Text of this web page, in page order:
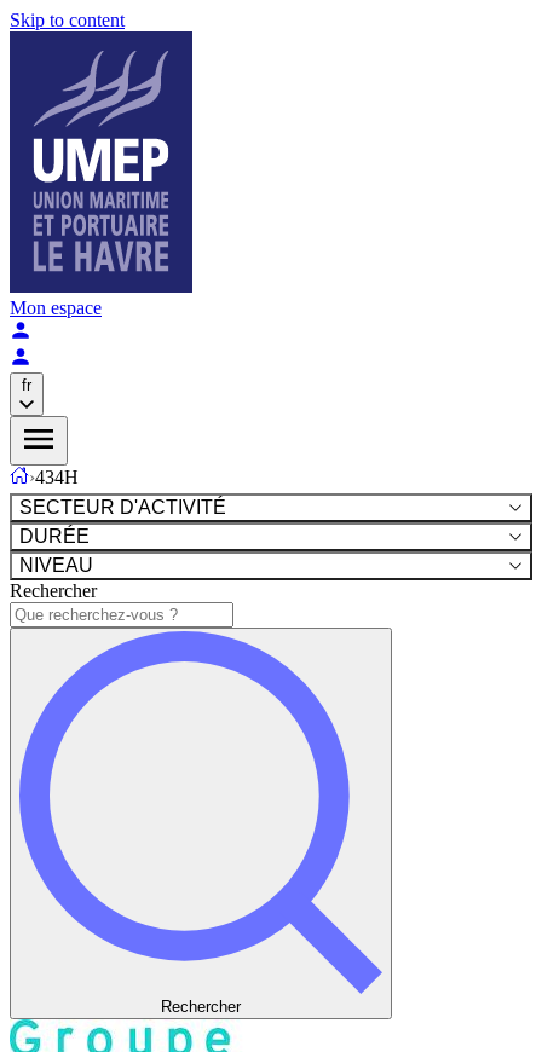
Skip to content
Mon espace
fr
›434H
SECTEUR D'ACTIVITÉ
DURÉE
NIVEAU
Rechercher
Rechercher